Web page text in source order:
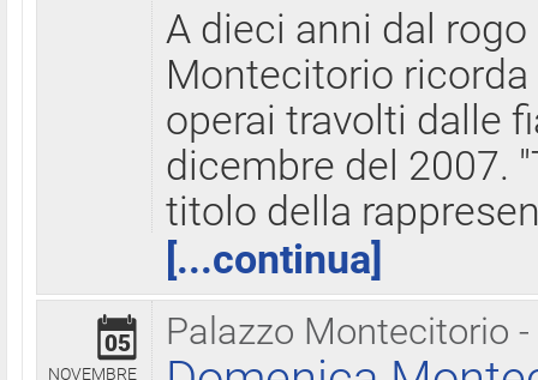
A dieci anni dal
Montecitorio
operai travolti dalle
dicembre del 2007.
titolo della
[...continua]
Palazzo Montecitorio
05
NOVEMBRE